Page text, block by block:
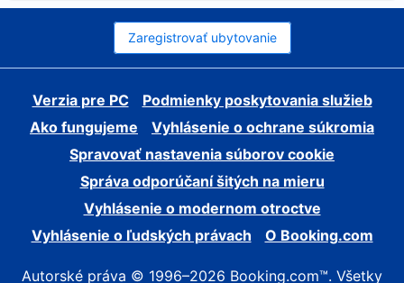
Zaregistrovať ubytovanie
Verzia pre PC
Podmienky poskytovania služieb
Ako fungujeme
Vyhlásenie o ochrane súkromia
Spravovať nastavenia súborov cookie
Správa odporúčaní šitých na mieru
Vyhlásenie o modernom otroctve
Vyhlásenie o ľudských právach
O Booking.com
Autorské práva © 1996–2026 Booking.com™. Všetky